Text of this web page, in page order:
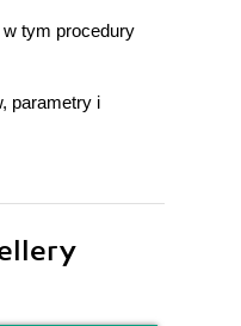
tym procedury
parametry i